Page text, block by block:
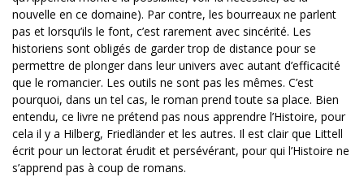
nouvelle en ce domaine). Par contre, les bourreaux ne parlent
pas et lorsqu’ils le font, c’est rarement avec sincérité. Les
historiens sont obligés de garder trop de distance pour se
permettre de plonger dans leur univers avec autant d’efficacité
que le romancier. Les outils ne sont pas les mêmes. C’est
pourquoi, dans un tel cas, le roman prend toute sa place. Bien
entendu, ce livre ne prétend pas nous apprendre l’Histoire, pour
cela il y a Hilberg, Friedländer et les autres. Il est clair que Littell
écrit pour un lectorat érudit et persévérant, pour qui l’Histoire ne
s’apprend pas à coup de romans.